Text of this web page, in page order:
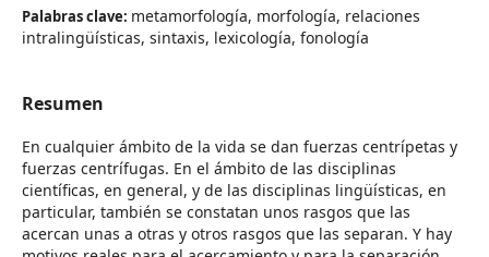
Palabras clave: metamorfología, morfología, relaciones
intralingüísticas, sintaxis, lexicología, fonología
Resumen
En cualquier ámbito de la vida se dan fuerzas centrípetas y
fuerzas centrífugas. En el ámbito de las disciplinas
científicas, en general, y de las disciplinas lingüísticas, en
particular, también se constatan unos rasgos que las
acercan unas a otras y otros rasgos que las separan. Y hay